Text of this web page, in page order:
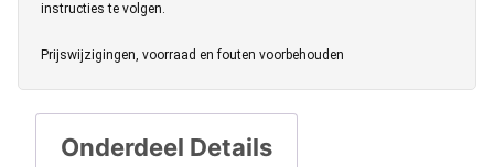
instructies te volgen.
Prijswijzigingen, voorraad en fouten voorbehouden
Onderdeel Details